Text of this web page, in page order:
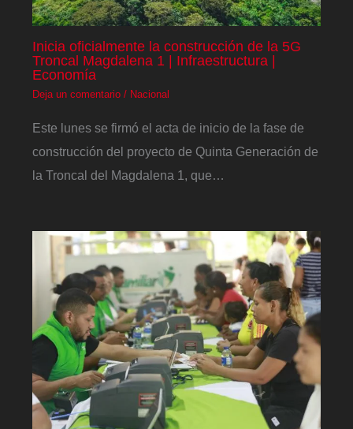
Inicia oficialmente la construcción de la 5G
Troncal Magdalena 1 | Infraestructura |
Economía
Deja un comentario / Nacional
Este lunes se firmó el acta de inicio de la fase de
construcción del proyecto de Quinta Generación de
la Troncal del Magdalena 1, que…